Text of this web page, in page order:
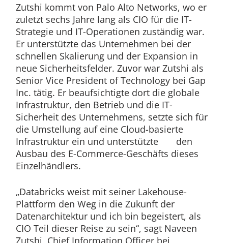
Zutshi kommt von Palo Alto Networks, wo er
zuletzt sechs Jahre lang als CIO für die IT-
Strategie und IT-Operationen zuständig war.
Er unterstützte das Unternehmen bei der
schnellen Skalierung und der Expansion in
neue Sicherheitsfelder. Zuvor war Zutshi als
Senior Vice President of Technology bei Gap
Inc. tätig. Er beaufsichtigte dort die globale
Infrastruktur, den Betrieb und die IT-
Sicherheit des Unternehmens, setzte sich für
die Umstellung auf eine Cloud-basierte
Infrastruktur ein und unterstützte den
Ausbau des E-Commerce-Geschäfts dieses
Einzelhändlers.
„Databricks weist mit seiner Lakehouse-
Plattform den Weg in die Zukunft der
Datenarchitektur und ich bin begeistert, als
CIO Teil dieser Reise zu sein“, sagt Naveen
Zutshi, Chief Information Officer bei